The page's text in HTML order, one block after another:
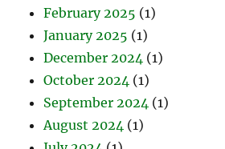
February 2025 (1)
January 2025 (1)
December 2024 (1)
October 2024 (1)
September 2024 (1)
August 2024 (1)